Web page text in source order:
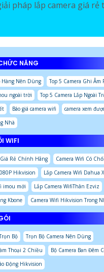
pháp lắp camera giá rẻ
NĂNG
Hàng Nên Dùng
Top 5 Camera Ghi Âm
ngoài trời
Top 5 Camera Lắp Ngoài
Báo giá camera wifi
camera xem
Nhà
WIFI
Rẻ Chính Hãng
Camera Wifi Có
Hikvision
Lắp Camera Wifi Dahua
imou mới
Lắp Camera WifiThân Ezviz
Kbone
Camera Wifi Hikvision Trong
Bộ
Trọn Bộ Camera Nên Dùng
Thoại 2 Chiều
Bộ Camera Ban Đêm
Động Hikvision